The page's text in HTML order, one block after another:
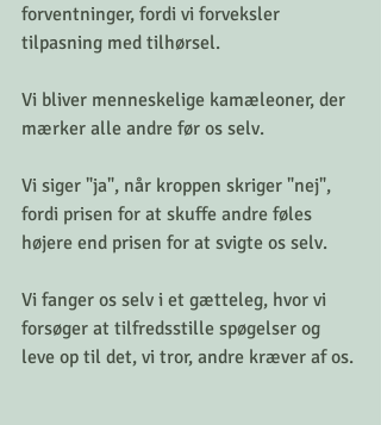
forventninger, fordi vi forveksler
tilpasning med tilhørsel.
Vi bliver menneskelige kamæleoner, der
mærker alle andre før os selv.
Vi siger "ja", når kroppen skriger "nej",
fordi prisen for at skuffe andre føles
højere end prisen for at svigte os selv.
Vi fanger os selv i et gætteleg, hvor vi
forsøger at tilfredsstille spøgelser og
leve op til det, vi tror, andre kræver af os.